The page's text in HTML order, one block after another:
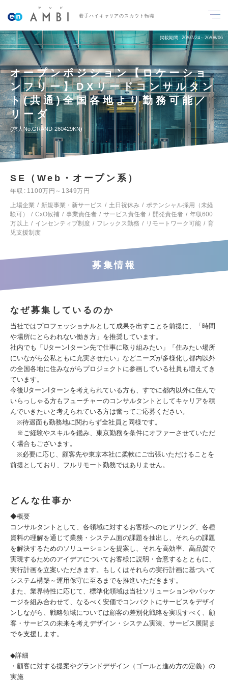
若手ハイキャリアのスカウト転職
掲載期間 26/07/24～26/08/06
オープンポジション【ロケーショ
ンフリー】DXリードコンサルタン
ト(共通)全国各地より勤務可能／
リーダ
求人No.GRAND-260429KN
SE（Web・オープン系）
年収
1100万円～1349万円
上場企業
新規事業・新サービス 土日祝休み
ポテンシャル採用（未経
験可）
CxO候補 事業責任者 サービス責任者 開発責任者
年収600
万以上
インセンティブ制度 フレックス勤務 リモートワーク可能
育
児支援制度
募集情報
なぜ募集しているのか
当社ではプロフェッショナルとして成果を出すことを前提に、「時間
や場所にとらわれない働き方」を推奨しています。
社内でも「UターンIターン先で仕事に取り組みたい」「住みたい場所
にいながら公私ともに充実させたい」などニーズが多様化し都内以外
の全国各地に住みながらプロジェクトに参画している社員も増えてき
ています。
今後UターンIターンを考えられている方も、すでに都内以外に住んで
いらっしゃる方もフューチャーのコンサルタントとしてキャリアを積
んでいきたいと考えられている方は奮ってご応募ください。
※待遇面も勤務地に関わらず全社員と同様です。
※ご経験やスキルを鑑み、東京勤務を条件にオファーさせていただ
く場合もございます。
※必要に応じ、顧客先や東京本社に柔軟にご出張いただけることを
前提としており、フルリモート勤務ではありません。
どんな仕事か
◆概要
コンサルタントとして、各領域に対するお客様へのヒアリング、各種
資料の理解を通じて業務・システム面の課題を抽出し、それらの課題
を解決するためのソリューションを提案し、それを高効率、高品質で
実現するためのアイデアについてお客様に説明・合意するとともに、
実行計画を立案いただきます。もしくはそれらの実行計画に基づいて
システム構築～運用保守に至るまでを推進いただきます。
また、業界特性に応じて、標準化領域は当社ソリューションやパッケ
ージを組み合わせて、なるべく安価でコンパクトにサービスをデザイ
ンしながら、戦略領域については顧客の差別化戦略を実現すべく、顧
客・サービスの未来を考えデザイン・システム実装、サービス展開ま
でを支援します。
◆詳細
・顧客に対する提案やグランドデザイン（ゴールと進め方の定義）の
実施